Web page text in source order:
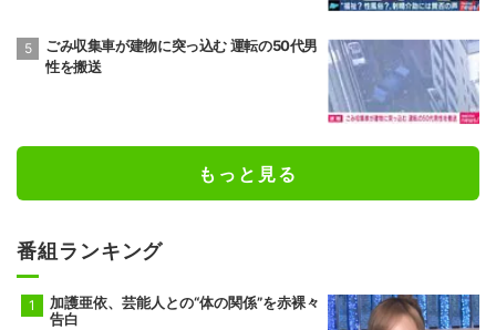
ごみ収集車が建物に突っ込む 運転の50代男
性を搬送
もっと見る
番組ランキング
加護亜依、芸能人との“体の関係”を赤裸々
告白